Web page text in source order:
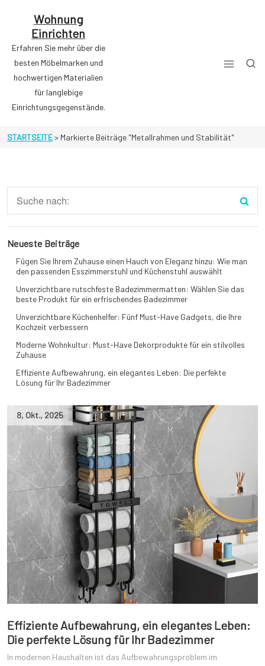
Wohnung
Einrichten
Erfahren Sie mehr über die
besten Möbelmarken und
hochwertigen Materialien
für langlebige
Einrichtungsgegenstände.
STARTSEITE> Markierte Beiträge "Metallrahmen und Stabilität"
8, Okt., 2025
Effiziente Aufbewahrung, ein elegantes Leben:
Die perfekte Lösung für Ihr Badezimmer
In modernen Haushalten ist das Aufbewahrungsproblem im
Neueste Beiträge
Fügen Sie Ihrem Zuhause einen Hauch von Eleganz hinzu: Wie man
den passenden Esszimmerstuhl und Küchenstuhl auswählt
Unverzichtbare rutschfeste Badezimmermatten: Wählen Sie das
beste Produkt für ein erfrischendes Badezimmer
Unverzichtbare Küchenhelfer: Fünf Must-Have Gadgets, die Ihre
Kochzeit verbessern
Moderne Wohnkultur: Must-Have Dekorprodukte für ein stilvolles
Zuhause
Effiziente Aufbewahrung, ein elegantes Leben: Die perfekte
Lösung für Ihr Badezimmer